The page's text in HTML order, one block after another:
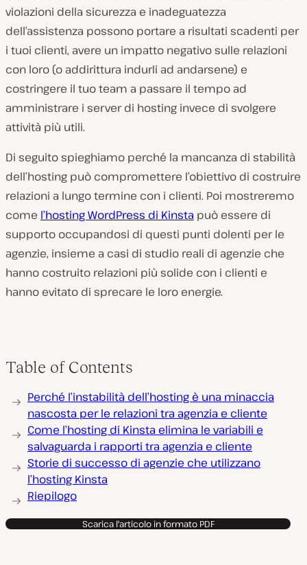
violazioni della sicurezza e inadeguatezza
dell’assistenza possono portare a risultati scadenti per
i tuoi clienti, avere un impatto negativo sulle relazioni
con loro (o addirittura indurli ad andarsene) e
costringere il tuo team a passare il tempo ad
amministrare i server di hosting invece di svolgere
attività più utili.
Di seguito spieghiamo perché la mancanza di stabilità
dell’hosting può compromettere l’obiettivo di costruire
relazioni a lungo termine con i clienti. Poi mostreremo
come l’hosting WordPress di Kinsta può essere di
supporto occupandosi di questi punti dolenti per le
agenzie, insieme a casi di studio reali di agenzie che
hanno costruito relazioni più solide con i clienti e
hanno evitato di sprecare le loro energie.
Table of Contents
Perché l’instabilità dell’hosting è una minaccia
nascosta per le relazioni tra agenzia e cliente
Come l’hosting di Kinsta elimina le variabili e
salvaguarda i rapporti tra agenzia e cliente
Storie di successo di agenzie che utilizzano
l’hosting Kinsta
Riepilogo
Scarica l'articolo in formato PDF